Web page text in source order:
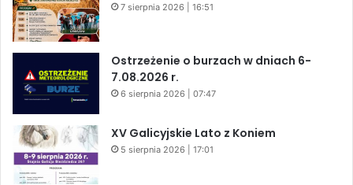
7 sierpnia 2026 | 16:51
Ostrzeżenie o burzach w dniach 6-
7.08.2026 r.
6 sierpnia 2026 | 07:47
XV Galicyjskie Lato z Koniem
5 sierpnia 2026 | 17:01